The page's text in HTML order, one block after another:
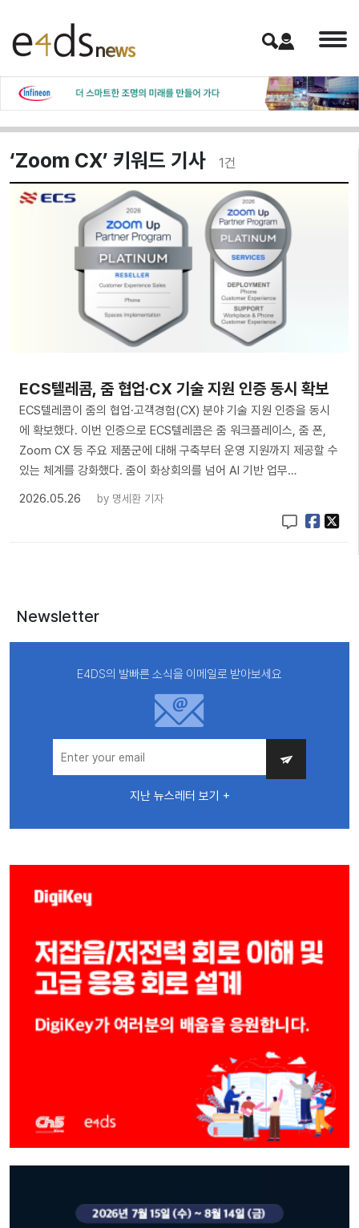
‘Zoom CX’ 키워드 기사 1건
ECS텔레콤, 줌 협업·CX 기술 지원 인증 동시 확보
ECS텔레콤이 줌의 협업·고객경험(CX) 분야 기술 지원 인증을 동시
에 확보했다. 이번 인증으로 ECS텔레콤은 줌 워크플레이스, 줌 폰,
Zoom CX 등 주요 제품군에 대해 구축부터 운영 지원까지 제공할 수
있는 체계를 강화했다. 줌이 화상회의를 넘어 AI 기반 업무…
2026.05.26
by 명세환 기자
Newsletter
E4DS의 발빠른 소식을 이메일로 받아보세요
지난 뉴스레터 보기 +